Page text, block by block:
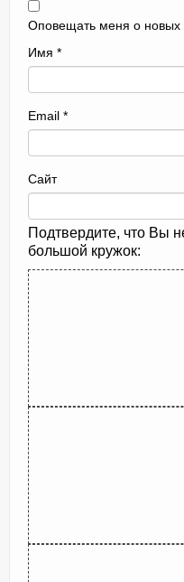
Оповещать меня о новых
Имя *
Email *
Сайт
Подтвердите, что Вы
большой кружок: